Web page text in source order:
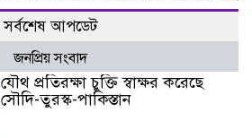
সর্বশেষ আপডেট
জনপ্রিয় সংবাদ
যৌথ প্রতিরক্ষা চুক্তি স্বাক্ষর করেছে
সৌদি-তুরস্ক-পাকিস্তান